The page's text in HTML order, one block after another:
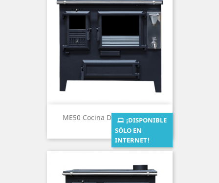
¡DISPONIBLE
SÓLO EN
INTERNET!
ME50 Cocina De Leña Metlor